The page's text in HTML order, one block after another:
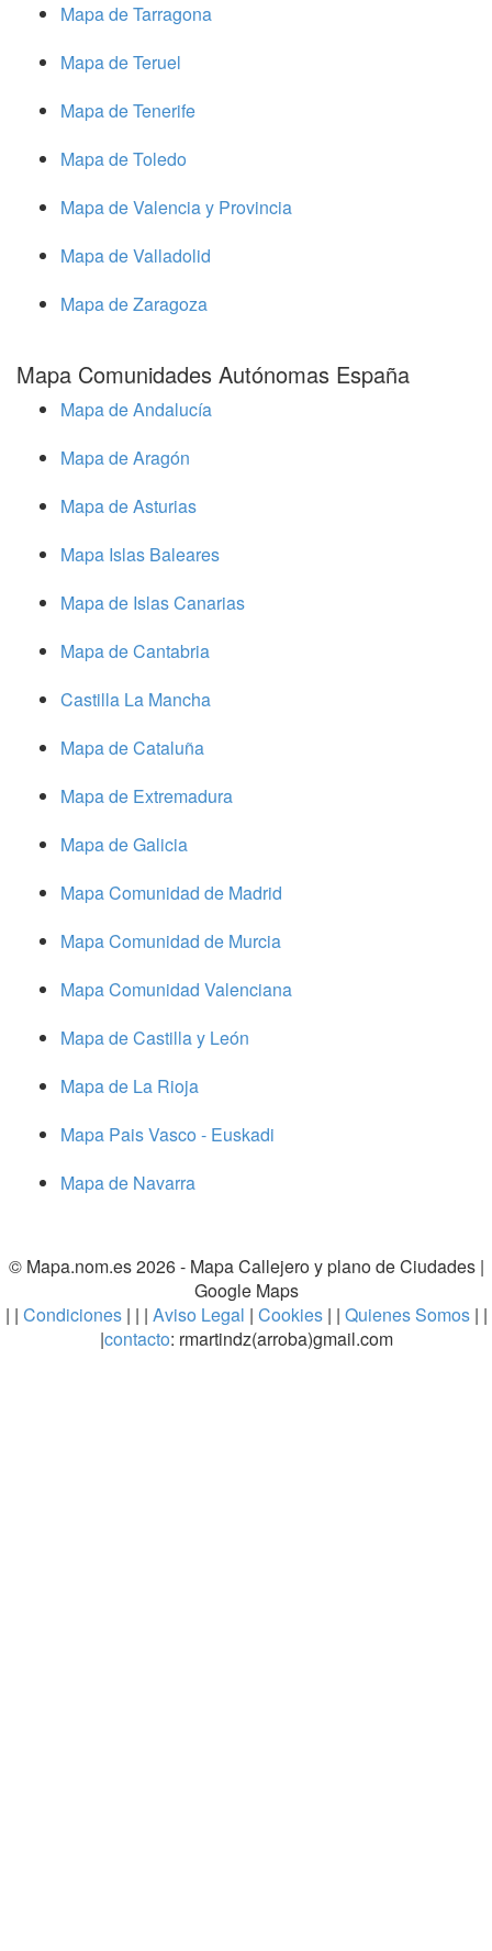
Mapa de Tarragona
Mapa de Teruel
Mapa de Tenerife
Mapa de Toledo
Mapa de Valencia y Provincia
Mapa de Valladolid
Mapa de Zaragoza
Mapa Comunidades Autónomas España
Mapa de Andalucía
Mapa de Aragón
Mapa de Asturias
Mapa Islas Baleares
Mapa de Islas Canarias
Mapa de Cantabria
Castilla La Mancha
Mapa de Cataluña
Mapa de Extremadura
Mapa de Galicia
Mapa Comunidad de Madrid
Mapa Comunidad de Murcia
Mapa Comunidad Valenciana
Mapa de Castilla y León
Mapa de La Rioja
Mapa Pais Vasco - Euskadi
Mapa de Navarra
© Mapa.nom.es 2026 - Mapa Callejero y plano de Ciudades|
Google Maps
| | Condiciones| | | Aviso Legal | Cookies | | Quienes Somos | |
|contacto: rmartindz(arroba)gmail.com